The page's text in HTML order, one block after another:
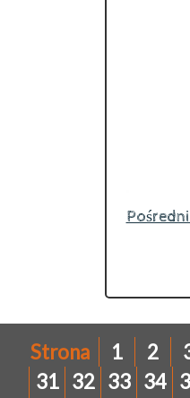
Strona 1 2
31 32 33 34